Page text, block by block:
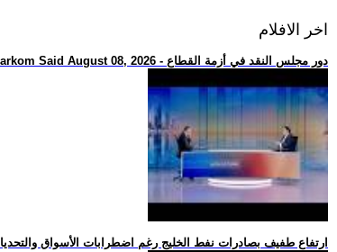
اخر الافلام
.. Nharkom Said August 08, 2026 - دور مجلس النقد في أزمة القطاع
.. ارتفاع طفيف بصادرات نفط الخليج رغم اضطرابات الأسواق والتحديا